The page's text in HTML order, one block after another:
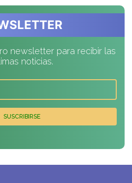
newsletter para recibir las
noticias.